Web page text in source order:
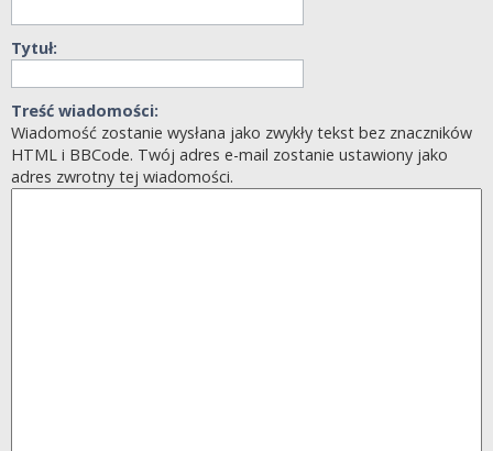
Tytuł:
Treść wiadomości:
Wiadomość zostanie wysłana jako zwykły tekst bez znaczników
HTML i BBCode. Twój adres e-mail zostanie ustawiony jako
adres zwrotny tej wiadomości.